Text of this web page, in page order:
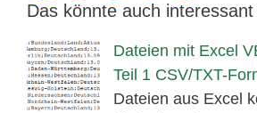
Das könnte auch interessant
Dateien mit Excel
Teil 1 CSV/TXT-
Dateien aus Excel